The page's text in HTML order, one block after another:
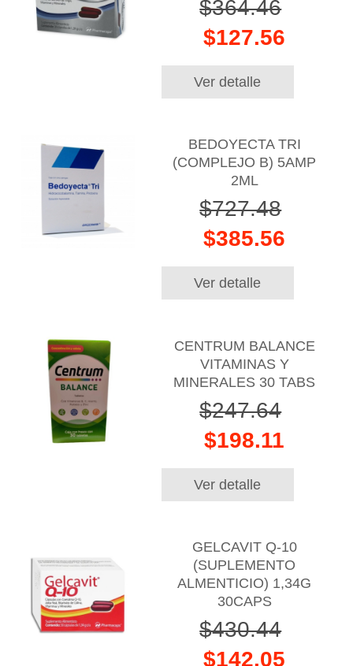
$364.46
$127.56
Ver detalle
BEDOYECTA TRI
(COMPLEJO B) 5AMP
2ML
$727.48
$385.56
Ver detalle
CENTRUM BALANCE
VITAMINAS Y
MINERALES 30 TABS
$247.64
$198.11
Ver detalle
GELCAVIT Q-10
(SUPLEMENTO
ALMENTICIO) 1,34G
30CAPS
$430.44
$142.05